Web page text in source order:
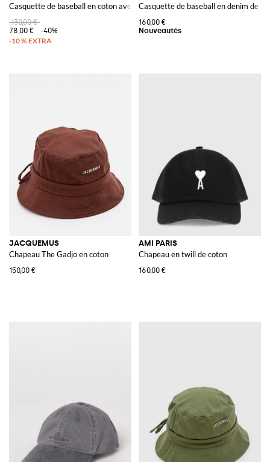
Casquette de baseball en coton avec logo
130,00 €
78,00 €
-40%
Casquette de baseball en denim de
160,00 €
JACQUEMUS
Chapeau The Gadjo en coton
150,00 €
AMI PARIS
Chapeau en twill de coton
160,00 €